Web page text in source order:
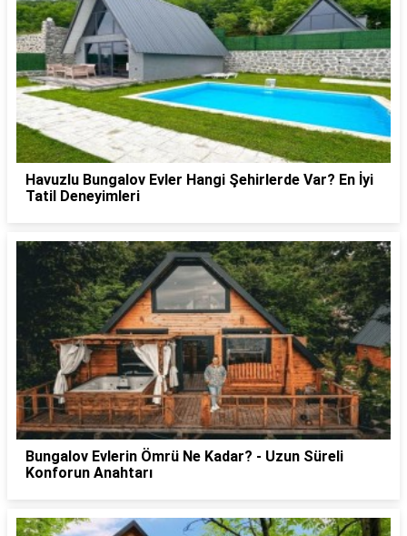
Havuzlu Bungalov Evler Hangi Şehirlerde Var? En İyi
Tatil Deneyimleri
Bungalov Evlerin Ömrü Ne Kadar? - Uzun Süreli
Konforun Anahtarı